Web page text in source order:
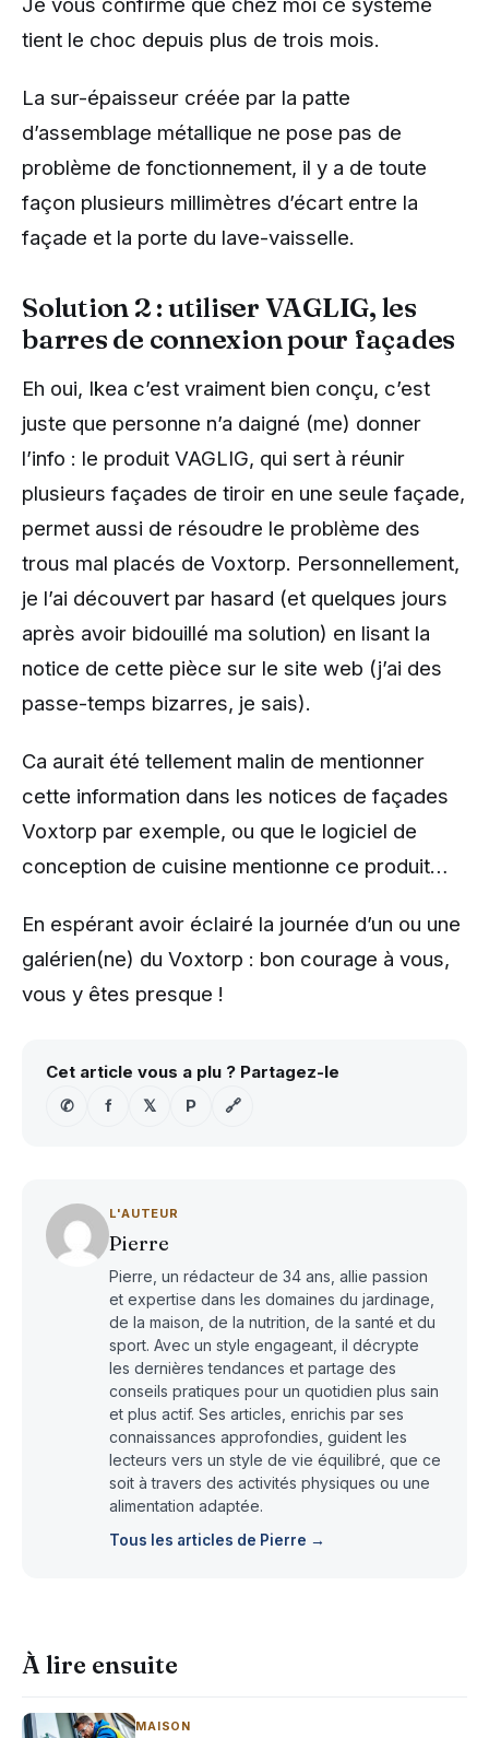
Je vous confirme que chez moi ce système
tient le choc depuis plus de trois mois.
La sur-épaisseur créée par la patte
d’assemblage métallique ne pose pas de
problème de fonctionnement, il y a de toute
façon plusieurs millimètres d’écart entre la
façade et la porte du lave-vaisselle.
Solution 2 : utiliser VAGLIG, les
barres de connexion pour façades
Eh oui, Ikea c’est vraiment bien conçu, c’est
juste que personne n’a daigné (me) donner
l’info : le produit VAGLIG, qui sert à réunir
plusieurs façades de tiroir en une seule façade,
permet aussi de résoudre le problème des
trous mal placés de Voxtorp. Personnellement,
je l’ai découvert par hasard (et quelques jours
après avoir bidouillé ma solution) en lisant la
notice de cette pièce sur le site web (j’ai des
passe-temps bizarres, je sais).
Ca aurait été tellement malin de mentionner
cette information dans les notices de façades
Voxtorp par exemple, ou que le logiciel de
conception de cuisine mentionne ce produit…
En espérant avoir éclairé la journée d’un ou une
galérien(ne) du Voxtorp : bon courage à vous,
vous y êtes presque !
Cet article vous a plu ? Partagez-le
✆
f 𝕏 P 🔗
L'AUTEUR
Pierre
Pierre, un rédacteur de 34 ans, allie passion
et expertise dans les domaines du jardinage,
de la maison, de la nutrition, de la santé et du
sport. Avec un style engageant, il décrypte
les dernières tendances et partage des
conseils pratiques pour un quotidien plus sain
et plus actif. Ses articles, enrichis par ses
connaissances approfondies, guident les
lecteurs vers un style de vie équilibré, que ce
soit à travers des activités physiques ou une
alimentation adaptée.
Tous les articles de Pierre →
À lire ensuite
MAISON